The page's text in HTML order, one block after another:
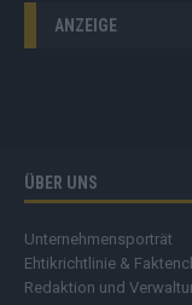
ANZEIGE
ÜBER UNS
Unternehmensporträt
Ehtikrichtlinie &
Redaktion und